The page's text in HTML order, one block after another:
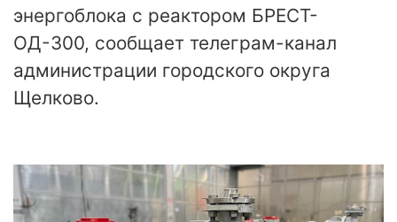
энергоблока с реактором БРЕСТ-
ОД-300, сообщает телеграм-канал
администрации городского округа
Щелково.